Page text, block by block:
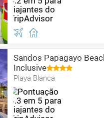
Sandos Papagayo
Inclusive
Playa Blanca